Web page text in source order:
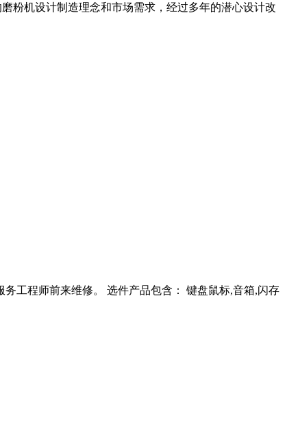
粉机设计制造理念和市场需求，经过多年的潜心设计改
工程师前来维修。 选件产品包含： 键盘鼠标,音箱,闪存